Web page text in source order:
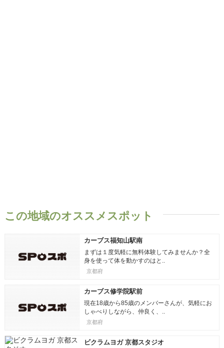
この地域のオススメスポット
カーブス福知山駅南
まずは１度気軽に無料体験してみませんか？全
身を使って体を動かすのはと..
京都府
カーブス修学院駅前
現在18歳から85歳のメンバーさんが、気軽にお
しゃべりしながら、仲良く、..
京都府
ビクラムヨガ 京都スタジオ